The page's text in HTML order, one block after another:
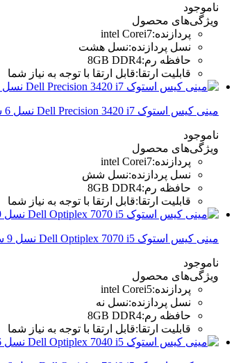
ناموجود
ویژگی‌های محصول
پردازنده:
intel Corei7
نسل پردازنده:نسل هشت
حافظه رم:
8GB DDR4
قابلیت ارتقا:قابل ارتقا با توجه به نیاز شما
مینی کیس استوک Dell Precision 3420 i7 نسل 6 سایز SFF
ناموجود
ویژگی‌های محصول
پردازنده:
intel Corei7
نسل پردازنده:نسل شش
حافظه رم:
8GB DDR4
قابلیت ارتقا:قابل ارتقا با توجه به نیاز شما
مینی کیس استوک Dell Optiplex 7070 i5 نسل 9 سایز SFF
ناموجود
ویژگی‌های محصول
پردازنده:
intel Corei5
نسل پردازنده:نسل نه
حافظه رم:
8GB DDR4
قابلیت ارتقا:قابل ارتقا با توجه به نیاز شما